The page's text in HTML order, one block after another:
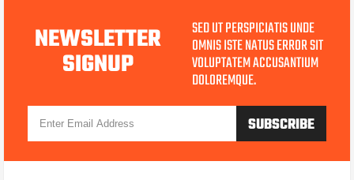
NEWSLETTER
SIGNUP
SED UT PERSPICIATIS UNDE
OMNIS ISTE NATUS ERROR SIT
VOLUPTATEM ACCUSANTIUM
DOLOREMQUE.